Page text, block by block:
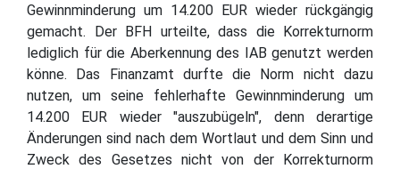
Gewinnminderung um 14.200 EUR wieder rückgängig
gemacht. Der BFH urteilte, dass die Korrekturnorm
lediglich für die Aberkennung des IAB genutzt werden
könne. Das Finanzamt durfte die Norm nicht dazu
nutzen, um seine fehlerhafte Gewinnminderung um
14.200 EUR wieder "auszubügeln", denn derartige
Änderungen sind nach dem Wortlaut und dem Sinn und
Zweck des Gesetzes nicht von der Korrekturnorm